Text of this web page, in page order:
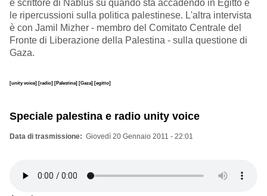
e scrittore di Nablus su quando sta accadendo in Egitto e
le ripercussioni sulla politica palestinese. L'altra intervista
è con Jamil Mizher - membro del Comitato Centrale del
Fronte di Liberazione della Palestina - sulla questione di
Gaza.
[unity voice] [radio] [Palestina] [Gaza] [egitto]
Speciale palestina e radio unity voice
Data di trasmissione Giovedì 20 Gennaio 2011 - 22:01